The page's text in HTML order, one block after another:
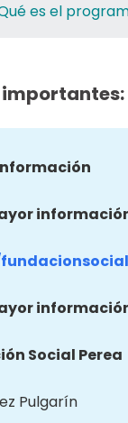
es el
Social Perea
Pulgarín